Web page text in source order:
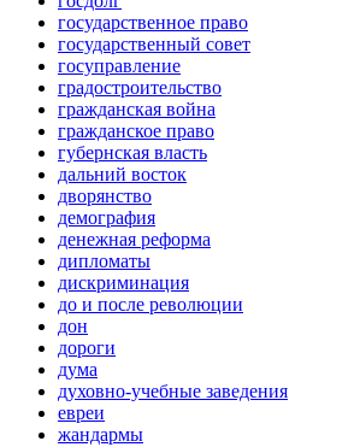
государственное право
государственный совет
госуправление
градостроительство
гражданская война
гражданское право
губернская власть
дальний восток
дворянство
демография
денежная реформа
дипломаты
дискриминация
до и после революции
дон
дороги
дума
духовно-учебные заведения
евреи
жандармы